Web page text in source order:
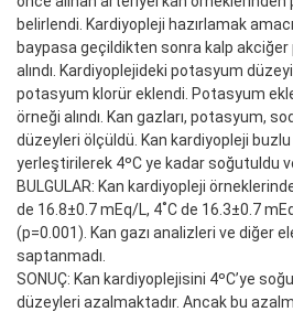
belirlendi. Kardiyopleji hazırlamak
baypasa geçildikten sonra kalp akciğer
alındı. Kardiyoplejideki potasyum
potasyum klorür eklendi. Potasyum
örneği alındı. Kan gazları, potasyum,
düzeyleri ölçüldü. Kan kardiyopleji buzlu
yerleştirilerek 4ºC ye kadar soğutuldu
BULGULAR: Kan kardiyopleji
de 16.8±0.7 mEq/L, 4˚C de 16.3±0.7
(p=0.001). Kan gazı analizleri ve diğer
saptanmadı.
SONUÇ: Kan kardiyoplejisini 4ºC’ye
düzeyleri azalmaktadır. Ancak bu